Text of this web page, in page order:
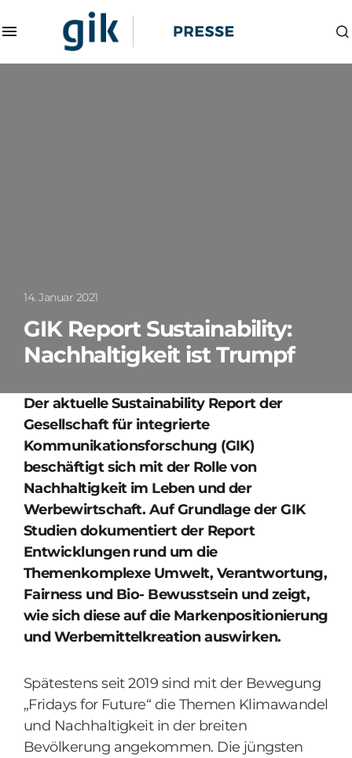
14. Januar 2021
GIK Report Sustainability:
Nachhaltigkeit ist Trumpf
Der aktuelle Sustainability Report der
Gesellschaft für integrierte
Kommunikationsforschung (GIK)
beschäftigt sich mit der Rolle von
Nachhaltigkeit im Leben und der
Werbewirtschaft. Auf Grundlage der GIK
Studien dokumentiert der Report
Entwicklungen rund um die
Themenkomplexe Umwelt, Verantwortung,
Fairness und Bio- Bewusstsein und zeigt,
wie sich diese auf die Markenpositionierung
und Werbemittelkreation auswirken.
Spätestens seit 2019 sind mit der Bewegung
„Fridays for Future“ die Themen Klimawandel
und Nachhaltigkeit in der breiten
Bevölkerung angekommen. Die jüngsten